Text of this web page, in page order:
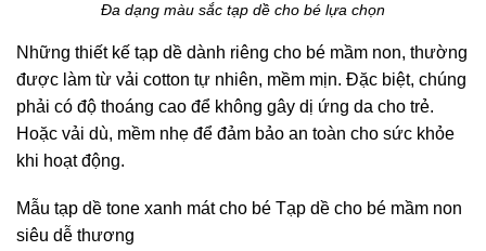
Đa dạng màu sắc tạp dề cho bé lựa chọn
Những thiết kế tạp dề dành riêng cho bé mầm non, thường
được làm từ vải cotton tự nhiên, mềm mịn. Đặc biệt, chúng
phải có độ thoáng cao để không gây dị ứng da cho trẻ.
Hoặc vải dù, mềm nhẹ để đảm bảo an toàn cho sức khỏe
khi hoạt động.
Mẫu tạp dề tone xanh mát cho bé Tạp dề cho bé mầm non
siêu dễ thương